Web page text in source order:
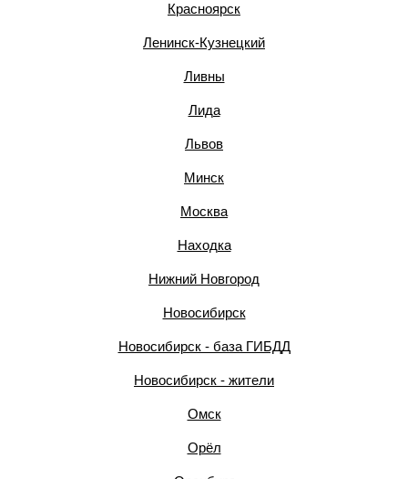
Красноярск
Ленинск-Кузнецкий
Ливны
Лида
Львов
Минск
Москва
Находка
Нижний Новгород
Новосибирск
Новосибирск - база ГИБДД
Новосибирск - жители
Омск
Орёл